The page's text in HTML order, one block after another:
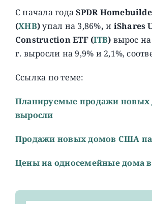
С начала годаSPDR
(XHB)упал на 3,86%,и iShares
Construction ETF (ITB) вырос на
г. выросли на 9,9% и 2,1%,
Ссылка по теме:
Планируемые продажи
выросли
Продажи новых домов США
Цены на односемейные дома